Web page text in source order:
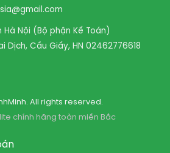
Hà Nội (Bộ phận Kế Toán)
Dịch, Cầu Giấy, HN 02462776618
All rights reserved.
chính hãng toàn miền Bắc